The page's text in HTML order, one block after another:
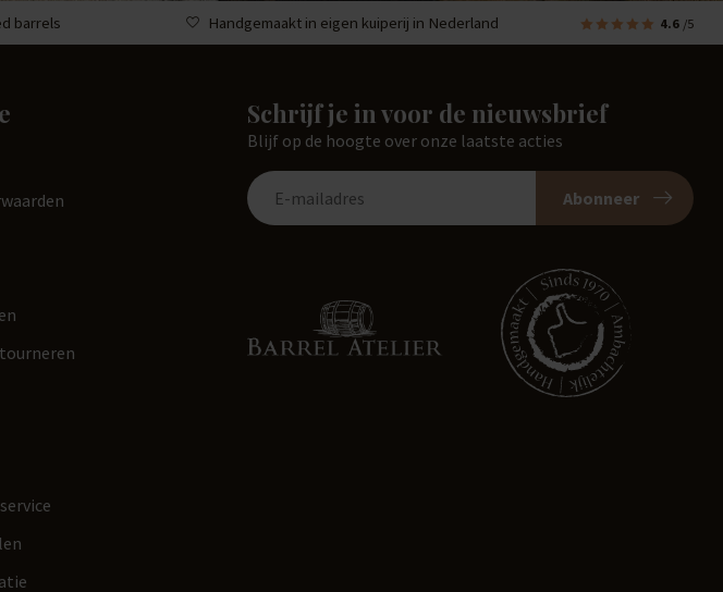
barrels Handgemaakt in eigen kuiperij in Nederland 4.6 /5
Schrijf je in voor de nieuwsbrief
Blijf op de hoogte over onze laatste acties
Abonneer